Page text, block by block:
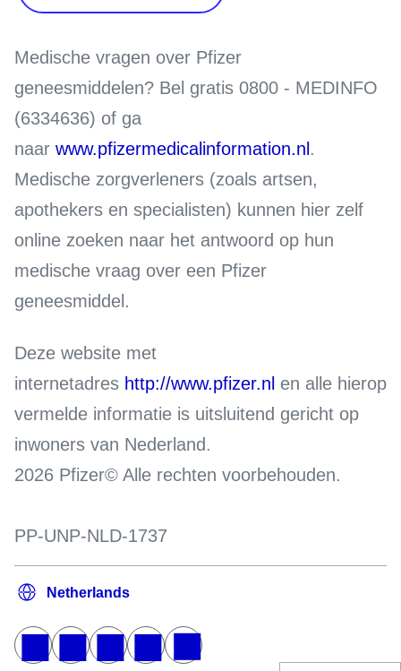
Medische vragen over Pfizer
geneesmiddelen? Bel gratis 0800 - MEDINFO
(6334636) of ga
naar www.pfizermedicalinformation.nl .
Medische zorgverleners (zoals artsen,
apothekers en specialisten) kunnen hier zelf
online zoeken naar het antwoord op hun
medische vraag over een Pfizer
geneesmiddel.
Deze website met
internetadres http://www.pfizer.nl en alle hierop
vermelde informatie is uitsluitend gericht op
inwoners van Nederland.
2026 Pfizer© Alle rechten voorbehouden.
PP-UNP-NLD-1737